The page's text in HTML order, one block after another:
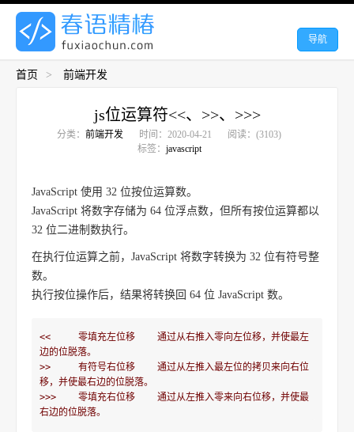
导航
首页 > 前端开发
js位运算符<<、>>、>>>
分类： 前端开发 时间：2020-04-21
阅读：(3103)
标签： javascript
JavaScript 使用 32 位按位运算数。
JavaScript 将数字存储为 64 位浮点数，但所有按位运算都以
32 位二进制数执行。
在执行位运算之前，JavaScript 将数字转换为 32 位有符号整
数。
执行按位操作后，结果将转换回 64 位 JavaScript 数。
<<     零填充左位移    通过从右推入零向左位移，并使最左
边的位脱落。
>>     有符号右位移    通过从左推入最左位的拷贝来向右位
移，并使最右边的位脱落。
>>>    零填充右位移    通过从左推入零来向右位移，并使最
右边的位脱落。